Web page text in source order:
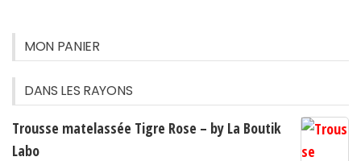
peuvent
choisies
sur
sur
MON PANIER
DANS LES RAYONS
Trousse matelassée Tigre Rose – by La Boutik
Labo